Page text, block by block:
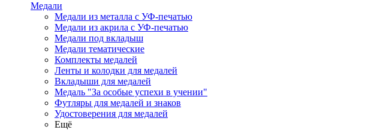
Медали
Медали из металла с УФ-печатью
Медали из акрила с УФ-печатью
Медали под вкладыш
Медали тематические
Комплекты медалей
Ленты и колодки для медалей
Вкладыши для медалей
Медаль "За особые успехи в учении"
Футляры для медалей и знаков
Удостоверения для медалей
Ещё